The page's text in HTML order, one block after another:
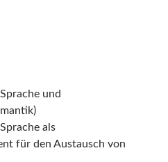
und
als
für den Austausch von